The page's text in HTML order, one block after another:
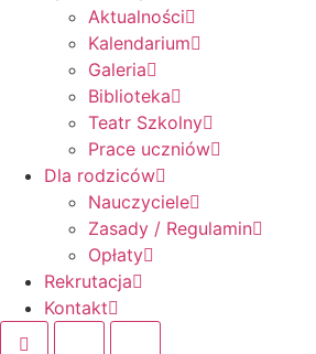
Aktualności
Kalendarium
Galeria
Biblioteka
Teatr Szkolny
Prace uczniów
Dla rodziców
Nauczyciele
Zasady / Regulamin
Opłaty
Rekrutacja
Kontakt